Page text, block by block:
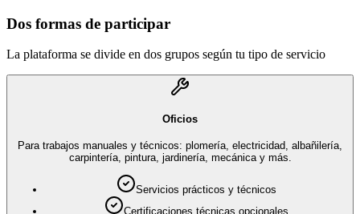
Dos formas de participar
La plataforma se divide en dos grupos según tu tipo de servicio
Oficios
Para trabajos manuales y técnicos: plomería, electricidad, albañilería,
carpintería, pintura, jardinería, mecánica y más.
Servicios prácticos y técnicos
Certificaciones técnicas opcionales